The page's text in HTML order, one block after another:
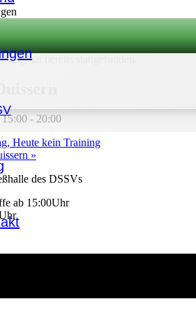
hat bereits stattgefunden.
15:00 - 20:00
Heute kein Training
»
des DSSVs
ab 15:00Uhr